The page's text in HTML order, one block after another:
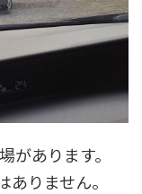
があります。
りません。